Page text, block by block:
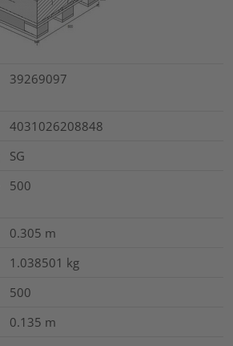
39269097
4031026208848
SG
500
0.305 m
1.038501 kg
500
0.135 m